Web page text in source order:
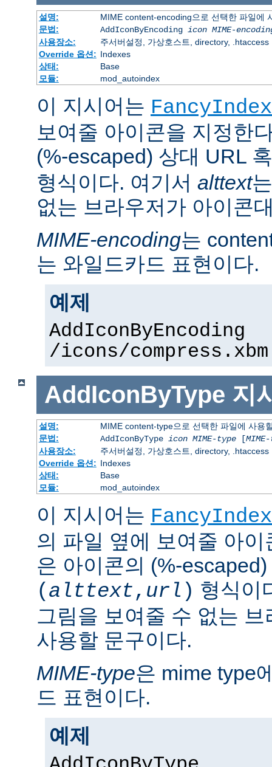
설명:
MIME content-encoding으로 선택한 파일에
문법:
AddIconByEncoding icon MIME-
사용장소:
주서버설정, 가상호스트, directory, .htaccess
Override 옵션: Indexes
상태:
Base
모듈:
mod_autoindex
이 지시어는
보여줄 아이콘을 지정한
(%-escaped) 상대 URL
형식이다. 여기서 alttext
없는 브라우저가 아이콘
MIME-encoding는
는 와일드카드 표현이다.
예제
AddIconByEncoding
/icons/
AddIconByType 지
설명:
MIME content-type으로 선택한 파일에 사용
문법:
AddIconByType icon MIME-type[
사용장소:
주서버설정, 가상호스트, directory, .htaccess
Override 옵션: Indexes
상태:
Base
모듈:
mod_autoindex
이 지시어는
의 파일 옆에 보여줄 아
은 아이콘의 (%-
( alttext, url ) 형식이
그림을 보여줄 수 없는
사용할 문구이다.
MIME-type은 mime type
드 표현이다.
예제